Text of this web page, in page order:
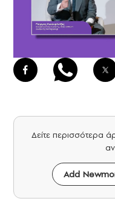
Δείτε περισσότερα
Add